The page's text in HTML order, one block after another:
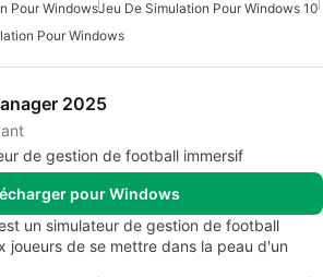
Pour WindowsJeu De Simulation Pour Windows 10
Pour Windows
2025
de gestion de football immersif
pour Windows
un simulateur de gestion de football
joueurs de se mettre dans la peau d'un